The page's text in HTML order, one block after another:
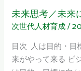
ン
ト
未来思考／未来
次世代人材育成/
目次 人は目的・目
来がやって来る ビ
未
来